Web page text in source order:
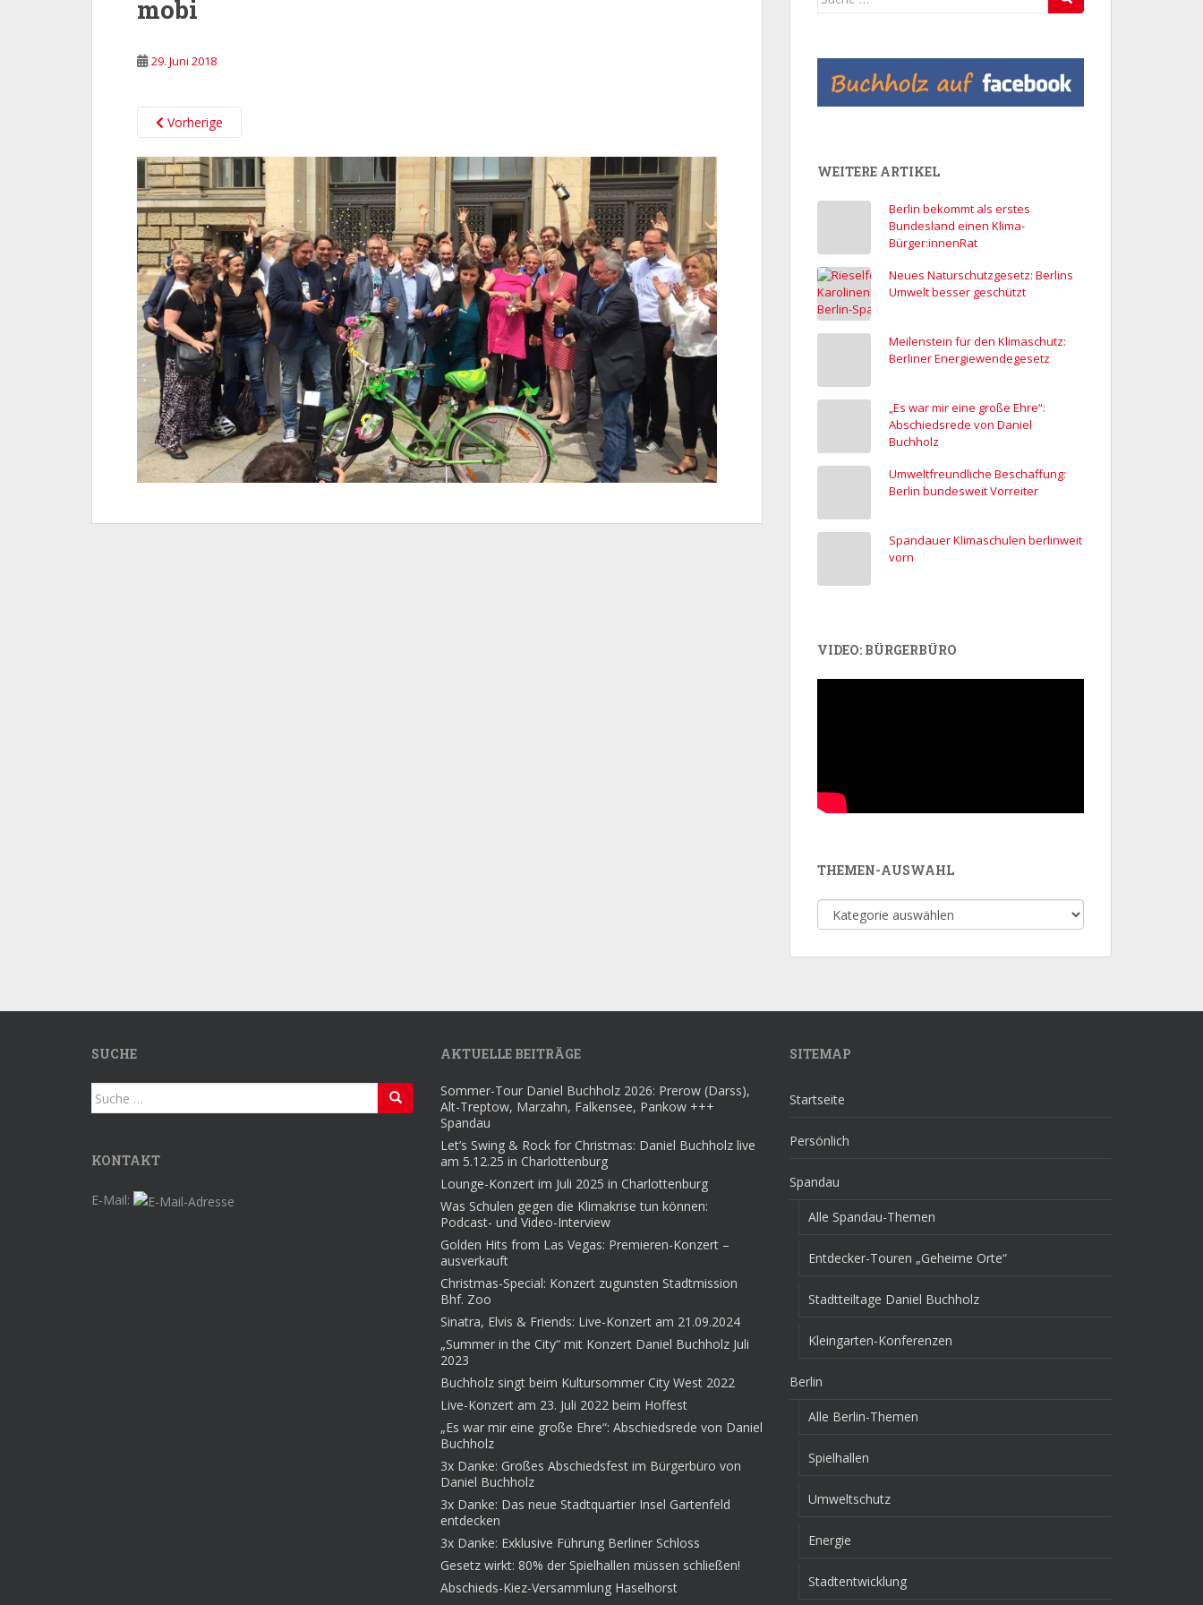
mobi
29. Juni 2018
Vorherige
WEITERE ARTIKEL
Berlin bekommt als erstes
Bundesland einen Klima-
Bürger:innenRat
Neues Naturschutzgesetz: Berlins
Umwelt besser geschützt
Meilenstein für den Klimaschutz:
Berliner Energiewendegesetz
„Es war mir eine große Ehre“:
Abschiedsrede von Daniel
Buchholz
Umweltfreundliche Beschaffung:
Berlin bundesweit Vorreiter
Spandauer Klimaschulen berlinweit
vorn
VIDEO: BÜRGERBÜRO
THEMEN-AUSWAHL
Themen-
Auswahl
SUCHE
Suche
nach:
KONTAKT
E-Mail:
AKTUELLE BEITRÄGE
Sommer-Tour Daniel Buchholz 2026: Prerow (Darss),
Alt-Treptow, Marzahn, Falkensee, Pankow +++
Spandau
Let’s Swing & Rock for Christmas: Daniel Buchholz live
am 5.12.25 in Charlottenburg
Lounge-Konzert im Juli 2025 in Charlottenburg
Was Schulen gegen die Klimakrise tun können:
Podcast- und Video-Interview
Golden Hits from Las Vegas: Premieren-Konzert –
ausverkauft
Christmas-Special: Konzert zugunsten Stadtmission
Bhf. Zoo
Sinatra, Elvis & Friends: Live-Konzert am 21.09.2024
„Summer in the City“ mit Konzert Daniel Buchholz Juli
2023
Buchholz singt beim Kultursommer City West 2022
Live-Konzert am 23. Juli 2022 beim Hoffest
„Es war mir eine große Ehre“: Abschiedsrede von Daniel
Buchholz
3x Danke: Großes Abschiedsfest im Bürgerbüro von
Daniel Buchholz
3x Danke: Das neue Stadtquartier Insel Gartenfeld
entdecken
3x Danke: Exklusive Führung Berliner Schloss
Gesetz wirkt: 80% der Spielhallen müssen schließen!
Abschieds-Kiez-Versammlung Haselhorst
SITEMAP
Startseite
Persönlich
Spandau
Alle Spandau-Themen
Entdecker-Touren „Geheime Orte“
Stadtteiltage Daniel Buchholz
Kleingarten-Konferenzen
Berlin
Alle Berlin-Themen
Spielhallen
Umweltschutz
Energie
Stadtentwicklung